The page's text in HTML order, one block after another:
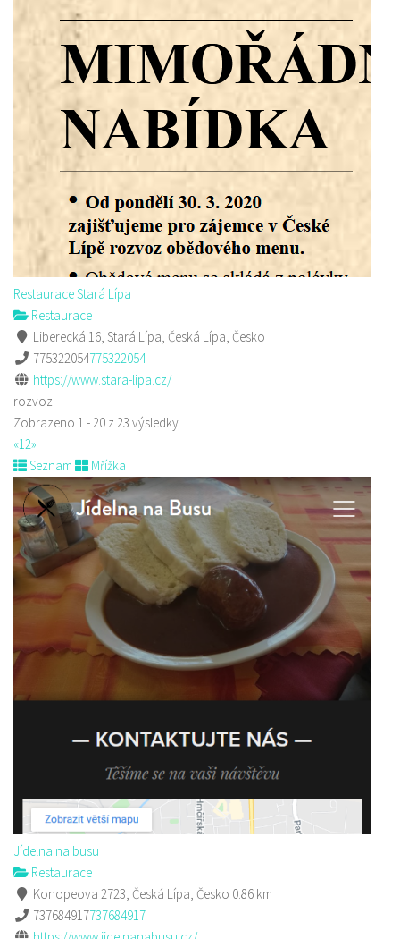
Restaurace Stará Lípa
Restaurace
Liberecká 16, Stará Lípa, Česká Lípa, Česko
775322054775322054
https://www.stara-lipa.cz/
rozvoz
Zobrazeno 1 - 20 z 23 výsledky
«12»
Seznam
Mřížka
Jídelna na busu
Restaurace
Konopeova 2723, Česká Lípa, Česko 0.86 km
737684917737684917